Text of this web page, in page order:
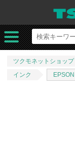
ツクモネットショップ
インク
EPSON